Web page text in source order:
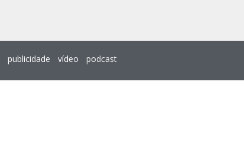
publicidade vídeo podcast